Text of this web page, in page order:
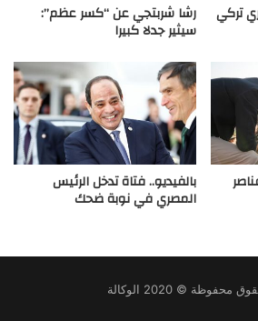
تركي رشا شربتجي عن “كسر عظم”:
سيثير جدلا كبيرا
بالفيديو.. فتاة تدخل الرئيس
المصري في نوبة ضحك
محفوظة © 2020 الوكالة